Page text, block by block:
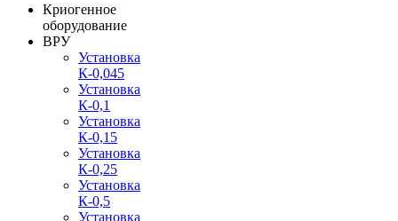
Криогенное
оборудование
ВРУ
Установка
К-0,045
Установка
К-0,1
Установка
К-0,15
Установка
К-0,25
Установка
К-0,5
Установка